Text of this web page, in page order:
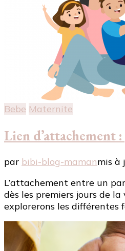
Bebe Maternite
Lien d’attachement
par bibi-blog-mamanmis à
L’attachement entre un
dès les premiers jours de
explorerons les différentes